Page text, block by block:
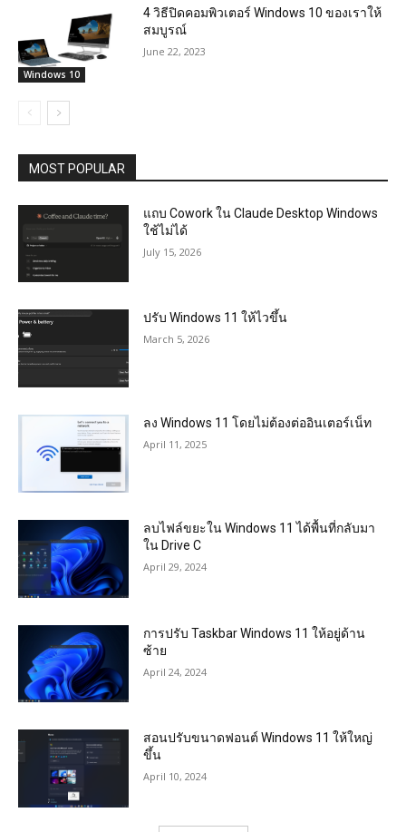
Windows 10
4 วิธีปิดคอมพิวเตอร์ Windows 10 ของเราให้
สมบูรณ์
June 22, 2023
MOST POPULAR
แถบ Cowork ใน Claude Desktop Windows
ใช้ไม่ได้
July 15, 2026
ปรับ Windows 11 ให้ไวขึ้น
March 5, 2026
ลง Windows 11 โดยไม่ต้องต่ออินเตอร์เน็ท
April 11, 2025
ลบไฟล์ขยะใน Windows 11 ได้พื้นที่กลับมา
ใน Drive C
April 29, 2024
การปรับ Taskbar Windows 11 ให้อยู่ด้าน
ซ้าย
April 24, 2024
สอนปรับขนาดฟอนต์ Windows 11 ให้ใหญ่
ขึ้น
April 10, 2024